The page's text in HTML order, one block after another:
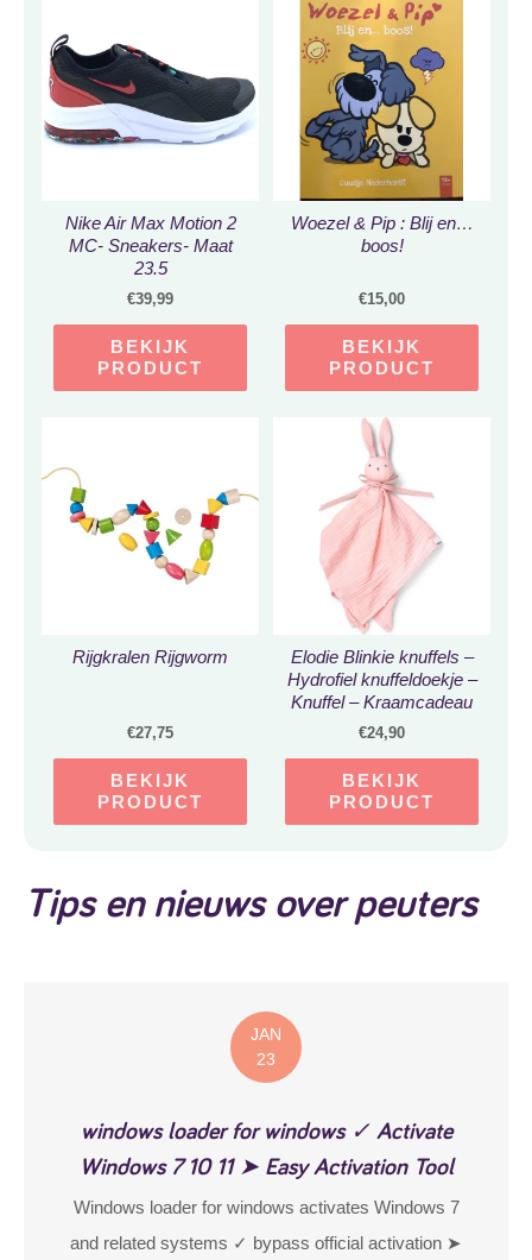
Nike Air Max Motion 2
MC- Sneakers- Maat
23.5
€39,99
BEKIJK
PRODUCT
Woezel & Pip : Blij en…
boos!
€15,00
BEKIJK
PRODUCT
Rijgkralen Rijgworm
€27,75
BEKIJK
PRODUCT
Elodie Blinkie knuffels –
Hydrofiel knuffeldoekje –
Knuffel – Kraamcadeau
– Knuffel konijn Candy –
€24,90
BEKIJK
PRODUCT
Tips en nieuws over peuters
JAN
23
windows loader for windows ✓ Activate
Windows 7 10 11 ➤ Easy Activation Tool
Windows loader for windows activates Windows 7
and related systems ✓ bypass official activation ➤